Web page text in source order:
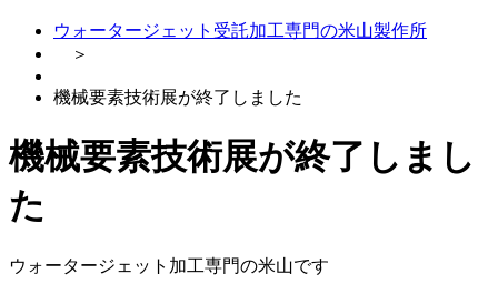
ウォータージェット受託加工専門の米山製作所
＞
機械要素技術展が終了しました
機械要素技術展が終了しまし
た
ウォータージェット加工専門の米山です